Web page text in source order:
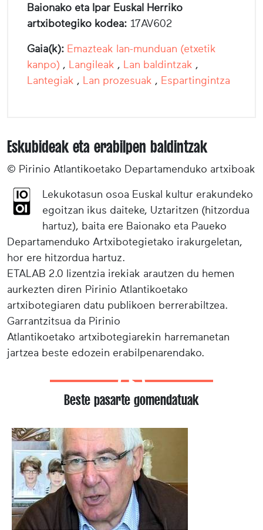
Baionako eta Ipar Euskal Herriko
artxibotegiko kodea: 17AV602
Gaia(k): Emazteak lan-munduan (etxetik
kanpo) , Langileak , Lan baldintzak ,
Lantegiak , Lan prozesuak , Espartingintza
Eskubideak eta erabilpen baldintzak
© Pirinio Atlantikoetako Departamenduko artxiboak
Lekukotasun osoa Euskal kultur erakundeko
egoitzan ikus daiteke, Uztaritzen (hitzordua
hartuz), baita ere Baionako eta Paueko
Departamenduko Artxibotegietako irakurgeletan,
hor ere hitzordua hartuz.
ETALAB 2.0 lizentzia irekiak arautzen du hemen
aurkezten diren Pirinio Atlantikoetako
artxibotegiaren datu publikoen berrerabiltzea.
Garrantzitsua da Pirinio
Atlantikoetako artxibotegiarekin harremanetan
jartzea beste edozein erabilpenarendako.
Beste pasarte gomendatuak